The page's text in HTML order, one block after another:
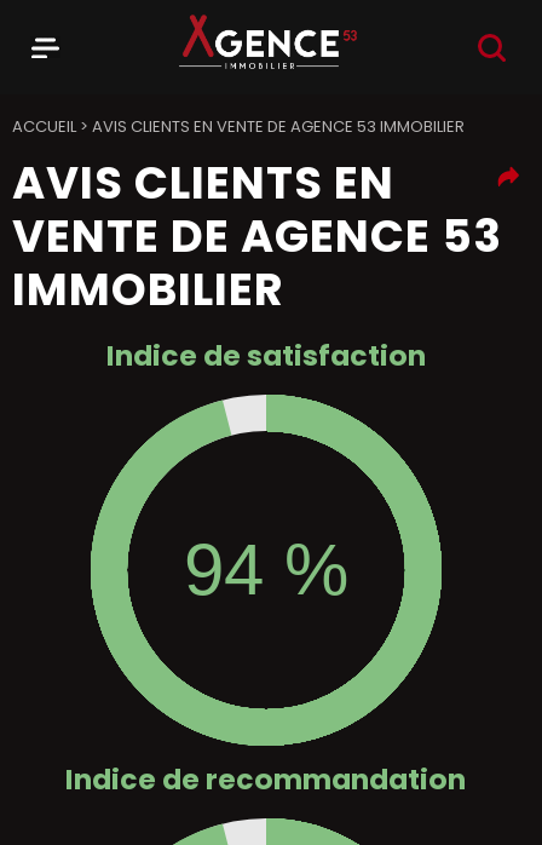
ACCUEIL> AVIS CLIENTS EN VENTE DE AGENCE 53 IMMOBILIER
AVIS CLIENTS EN
VENTE DE AGENCE 53
IMMOBILIER
Indice de satisfaction
Indice de recommandation